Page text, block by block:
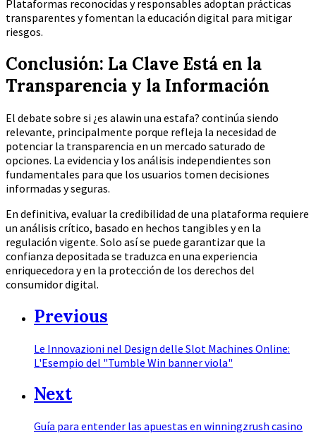
Plataformas reconocidas y responsables adoptan prácticas
transparentes y fomentan la educación digital para mitigar
riesgos.
Conclusión: La Clave Está en la
Transparencia y la Información
El debate sobre si ¿es alawin una estafa? continúa siendo
relevante, principalmente porque refleja la necesidad de
potenciar la transparencia en un mercado saturado de
opciones. La evidencia y los análisis independientes son
fundamentales para que los usuarios tomen decisiones
informadas y seguras.
En definitiva, evaluar la credibilidad de una plataforma requiere
un análisis crítico, basado en hechos tangibles y en la
regulación vigente. Solo así se puede garantizar que la
confianza depositada se traduzca en una experiencia
enriquecedora y en la protección de los derechos del
consumidor digital.
Previous
Le Innovazioni nel Design delle Slot Machines Online:
L'Esempio del "Tumble Win banner viola"
Next
Guía para entender las apuestas en winningzrush casino